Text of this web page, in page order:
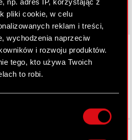
np. adres IP, korzystając z
pliki cookie, w celu
reklam i treści,
wychodzenia naprzeciw
i rozwoju produktów.
tego, kto używa Twoich
to robi.
z dokładnością nawet
LinkedIn